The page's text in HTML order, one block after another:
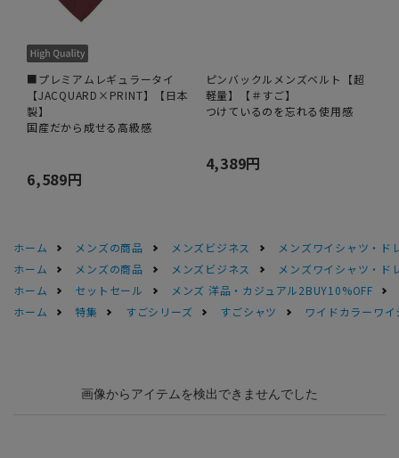
■プレミアムレギュラータイ
【JACQUARD×PRINT】【日本
製】
国産だから成せる高級感
6,589円
ピンバックルメンズベルト【超
軽量】【＃すご】
つけているのを忘れる使用感
4,389円
ホーム メンズの商品 メンズビジネス
メンズワイシャツ・ド
ホーム
メンズの商品 メンズビジネス
メンズワイシャツ・ド
ホーム
セットセール
メンズ 洋品・カジュアル2BUY10%OFF
ホーム
特集 すごシリーズ すごシャツ ワイドカラーワ